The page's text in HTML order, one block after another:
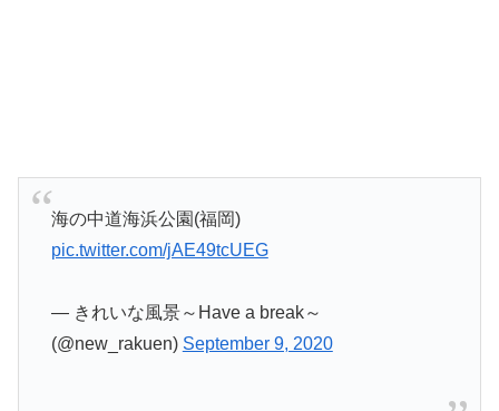
海の中道海浜公園(福岡)
pic.twitter.com/jAE49tcUEG
— きれいな風景～Have a break～
(@new_rakuen) September 9, 2020